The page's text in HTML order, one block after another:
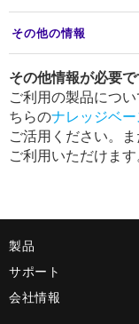
その他の情報
その他情報が必要で
ご利用の製品につ
ちらのナレッジベー
ご活用ください。ま
ご利用いただけます
製品
サポート
会社情報